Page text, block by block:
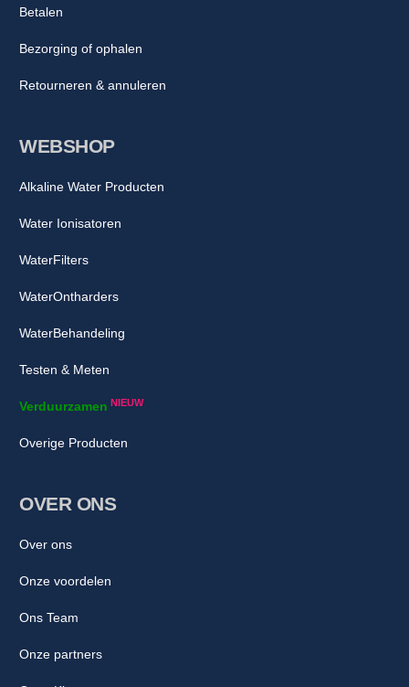
WEBSHOP
Alkaline Water Producten
Water Ionisatoren
WaterFilters
WaterOntharders
WaterBehandeling
Testen & Meten
Verduurzamen NIEUW
Overige Producten
OVER ONS
Over ons
Onze voordelen
Ons Team
Onze partners
Betalen
Bezorging of ophalen
Retourneren & annuleren